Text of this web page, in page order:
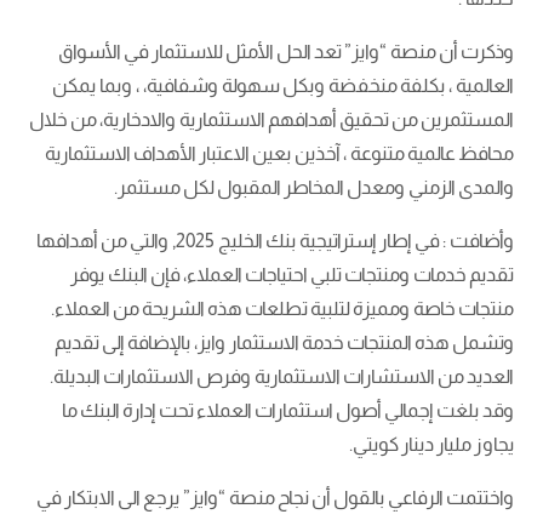
وذكرت أن منصة “وايز” تعد الحل الأمثل للاستثمار في الأسواق
العالمية ، بكلفة منخفضة وبكل سهولة وشفافية، ، وبما يمكن
المستثمرين من تحقيق أهدافهم الاستثمارية والادخارية، من خلال
محافظ عالمية متنوعة ، آخذين بعين الاعتبار الأهداف الاستثمارية
والمدى الزمني ومعدل المخاطر المقبول لكل مستثمر.
وأضافت : في إطار إستراتيجية بنك الخليج 2025, والتي من أهدافها
تقديم خدمات ومنتجات تلبي احتياجات العملاء، فإن البنك يوفر
منتجات خاصة ومميزة لتلبية تطلعات هذه الشريحة من العملاء.
وتشمل هذه المنتجات خدمة الاستثمار وايز، بالإضافة إلى تقديم
العديد من الاستشارات الاستثمارية وفرص الاستثمارات البديلة.
وقد بلغت إجمالي أصول استثمارات العملاء تحت إدارة البنك ما
يجاوز مليار دينار كويتي.
واختتمت الرفاعي بالقول أن نجاح منصة “وايز” يرجع الى الابتكار في